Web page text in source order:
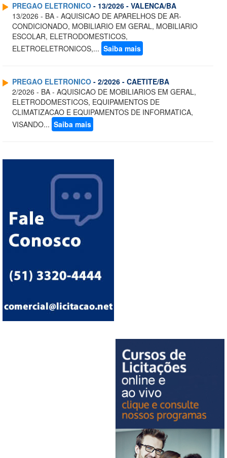
PREGAO ELETRONICO - 13/2026 - VALENCA/BA
13/2026 - BA - AQUISICAO DE APARELHOS DE AR-
CONDICIONADO, MOBILIARIO EM GERAL, MOBILIARIO
ESCOLAR, ELETRODOMESTICOS,
ELETROELETRONICOS,... Saiba mais
PREGAO ELETRONICO - 2/2026 - CAETITE/BA
2/2026 - BA - AQUISICAO DE MOBILIARIOS EM GERAL,
ELETRODOMESTICOS, EQUIPAMENTOS DE
CLIMATIZACAO E EQUIPAMENTOS DE INFORMATICA,
VISANDO... Saiba mais